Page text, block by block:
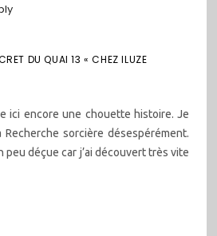
DU QUAI 13 « CHEZ ILUZE
ici encore une chouette histoire. Je
Recherche sorcière désespérément.
peu déçue car j’ai découvert très vite